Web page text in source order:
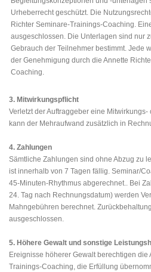
Urheberrecht geschützt. Die
Richter Seminare-Trainings-Coaching.
ausgeschlossen. Die Unterlagen sind nur
Gebrauch der Teilnehmer bestimmt. Jede
der Genehmigung durch die Annette
Coaching.
3. Mitwirkungspflicht
Verletzt der Auftraggeber eine
kann der Mehraufwand zusätzlich in
4. Zahlungen
Sämtliche Zahlungen sind ohne Abzug zu
ist innerhalb von 7 Tagen fällig. Seminar/
45-Minuten-Rhythmus abgerechnet.. Bei
24. Tag nach Rechnungsdatum) werden
Mahngebühren berechnet.
ausgeschlossen.
5. Höhere Gewalt und sonstige
Ereignisse höherer Gewalt berechtigen die
Trainings-Coaching, die Erfüllung